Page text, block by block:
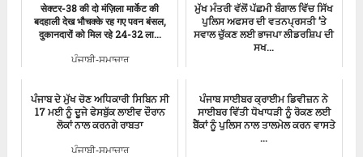
सेक्टर-38 की दो मंज़िला मार्केट की
बदहाली देख भौचक्के रह गए पवन बंसल,
दुकानदारों को मिल रहे 24-32 ला...
ਪੰਜਾਬੀ-ਸਮਾਚਾਰ
ਮੁੱਖ ਮੰਤਰੀ ਵੱਲੋਂ ਪੱਛਮੀ ਬੰਗਾਲ ਵਿੱਚ ਸਿੱਖ
ਪੁਲਿਸ ਅਫਸਰ ਦੀ ਵਤਨਪ੍ਰਸਤੀ ’ਤੇ
ਸਵਾਲ ਚੁੱਕਣ ਲਈ ਭਾਜਪਾ ਲੀਡਰਸ਼ਿਪ ਦੀ
ਸਖ...
ਪੰਜਾਬ ਦੇ ਮੁੱਖ ਚੋਣ ਅਧਿਕਾਰੀ ਸਿਬਿਨ ਸੀ
17 ਮਈ ਨੂੰ ਦੂਜੇ ਫੇਸਬੁੱਕ ਲਾਈਵ ਦੌਰਾਨ
ਲੋਕਾਂ ਨਾਲ ਕਰਨਗੇ ਰਾਬਤਾ
ਪੰਜਾਬੀ-ਸਮਾਚਾਰ
ਪੰਜਾਬ ਸਾਈਬਰ ਕ੍ਰਾਈਮ ਡਿਵੀਜ਼ਨ ਨੇ
ਸਾਈਬਰ ਵਿੱਤੀ ਧੋਖਾਧੜੀ ਨੂੰ ਰੋਕਣ ਲਈ
ਬੈਂਕਾਂ ਨੂੰ ਪੁਲਿਸ ਨਾਲ ਤਾਲਮੇਲ ਕਰਨ ਵਾਸਤੇ
...